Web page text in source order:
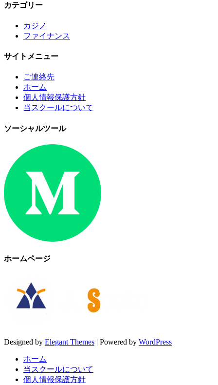
カテゴリー
カジノ
ファイナンス
サイトメニュー
ご連絡先
ホーム
個人情報保護方針
当スクールについて
ソーシャルツール
ホームページ
Designed by Elegant Themes | Powered by WordPress
ホーム
当スクールについて
個人情報保護方針